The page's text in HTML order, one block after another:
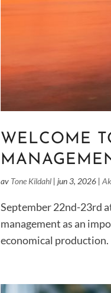
WELCOME
av Tone Kildahl |jun 3, 2026 |
September 22nd-23rd
management as an
economical production.